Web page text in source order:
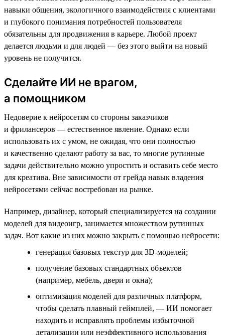
навыки общения, экологичного взаимодействия с клиентами
и глубокого понимания потребностей пользователя
обязательны для продвижения в карьере. Любой проект
делается людьми и для людей — без этого выйти на новый
уровень не получится.
Сделайте ИИ не врагом,
а помощником
Недоверие к нейросетям со стороны заказчиков
и фрилансеров — естественное явление. Однако если
использовать их с умом, не ожидая, что они полностью
и качественно сделают работу за вас, то многие рутинные
задачи действительно можно упростить и оставить себе место
для креатива. Вне зависимости от грейда навык владения
нейросетями сейчас востребован на рынке.
Например, дизайнер, который специализируется на создании
моделей для видеоигр, занимается множеством рутинных
задач. Вот какие из них можно закрыть с помощью нейросети:
генерация базовых текстур для 3D-моделей;
получение базовых стандартных объектов
(например, мебель, двери и окна);
оптимизация моделей для различных платформ,
чтобы сделать плавный геймплей, — ИИ помогает
находить и исправлять проблемы избыточной
детализации или неэффективного использования